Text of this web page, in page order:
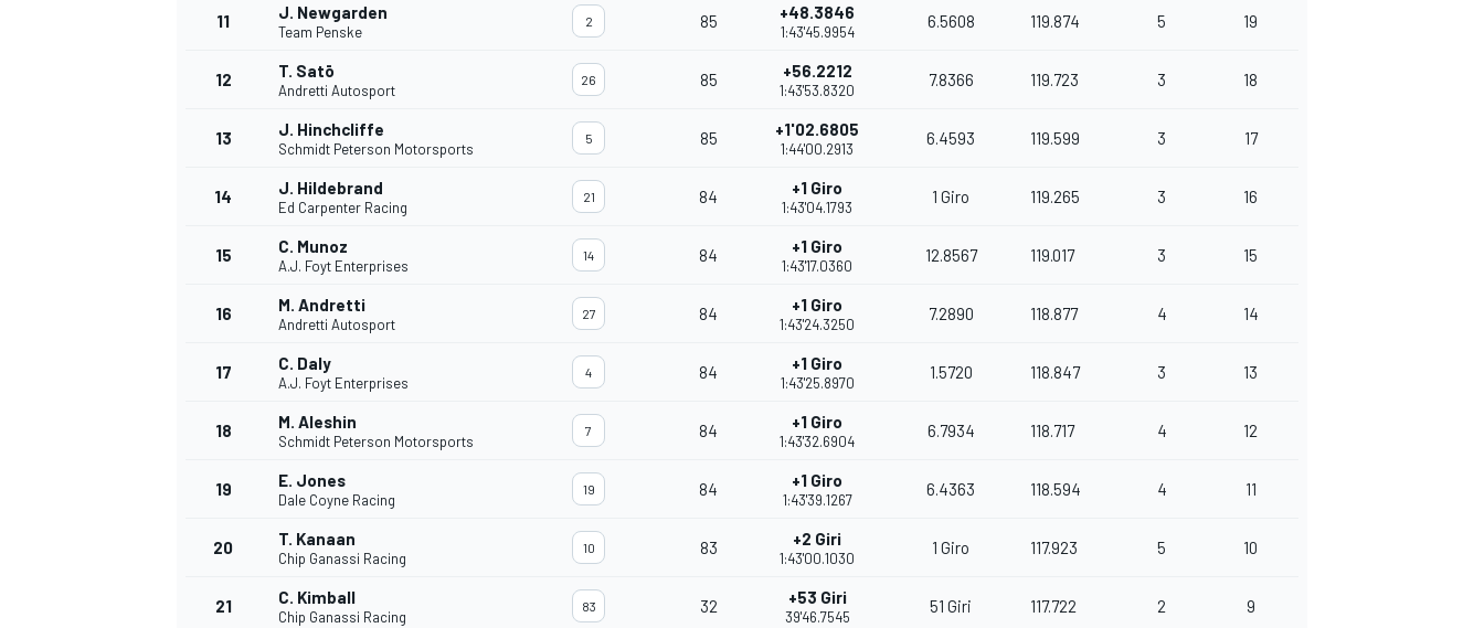
MONOPOSTO
11 J. Newgarden
Team Penske
2 85 +48.3846
1:43'45.9954
6.5608 119.874 5 19
12 T. Satō
Andretti Autosport
26 85 +56.2212
1:43'53.8320
7.8366 119.723 3 18
13 J. Hinchcliffe
Schmidt Peterson Motorsports
5 85 +1'02.6805
1:44'00.2913
6.4593 119.599 3 17
14 J. Hildebrand
Ed Carpenter Racing
21 84 +1 Giro
1:43'04.1793
1 Giro 119.265 3 16
15 C. Munoz
A.J. Foyt Enterprises
14 84 +1 Giro
1:43'17.0360
12.8567 119.017 3 15
16 M. Andretti
Andretti Autosport
27 84 +1 Giro
1:43'24.3250
7.2890 118.877 4 14
17 C. Daly
A.J. Foyt Enterprises
4 84 +1 Giro
1:43'25.8970
1.5720 118.847 3 13
18 M. Aleshin
Schmidt Peterson Motorsports
7 84 +1 Giro
1:43'32.6904
6.7934 118.717 4 12
19 E. Jones
Dale Coyne Racing
19 84 +1 Giro
1:43'39.1267
6.4363 118.594 4 11
20 T. Kanaan
Chip Ganassi Racing
10 83 +2 Giri
1:43'00.1030
1 Giro 117.923 5 10
21 C. Kimball
Chip Ganassi Racing
83 32 +53 Giri
39'46.7545
51 Giri 117.722 2 9